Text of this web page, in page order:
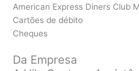
American Express Diners Club
Cartões de débito
Cheques
Da Empresa